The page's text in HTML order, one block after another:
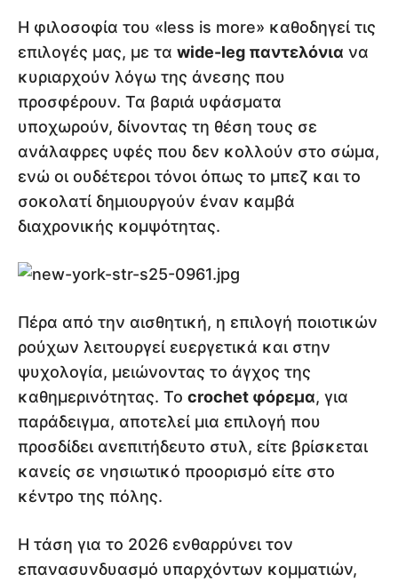
Η φιλοσοφία του «less is more» καθοδηγεί τις
επιλογές μας, με τα wide-leg παντελόνια να
κυριαρχούν λόγω της άνεσης που
προσφέρουν. Τα βαριά υφάσματα
υποχωρούν, δίνοντας τη θέση τους σε
ανάλαφρες υφές που δεν κολλούν στο σώμα,
ενώ οι ουδέτεροι τόνοι όπως το μπεζ και το
σοκολατί δημιουργούν έναν καμβά
διαχρονικής κομψότητας.
Πέρα από την αισθητική, η επιλογή ποιοτικών
ρούχων λειτουργεί ευεργετικά και στην
ψυχολογία, μειώνοντας το άγχος της
καθημερινότητας. Το crochet φόρεμα, για
παράδειγμα, αποτελεί μια επιλογή που
προσδίδει ανεπιτήδευτο στυλ, είτε βρίσκεται
κανείς σε νησιωτικό προορισμό είτε στο
κέντρο της πόλης.
Η τάση για το 2026 ενθαρρύνει τον
επανασυνδυασμό υπαρχόντων κομματιών,